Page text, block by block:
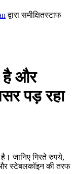
द्वारा समीक्षितस्टाफ
है और
पड़ रहा
है। जानिए गिरते रुपये,
स्टेबलकॉइन की तरफ